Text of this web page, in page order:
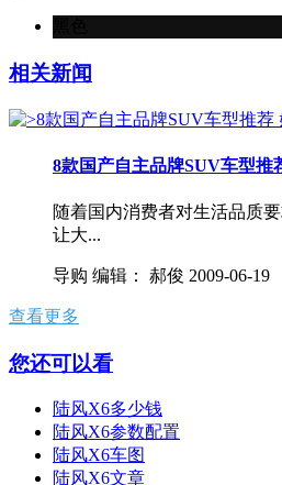
相关新闻
8款国产自主品牌SUV车型推
随着国内消费者对生活品质
让大...
导购 编辑： 郝俊 2009-06-19
查看更多
您还可以看
陆风X6多少钱
陆风X6参数配置
陆风X6车图
陆风X6文章